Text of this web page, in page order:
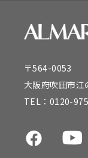
〒564-0053
大阪府吹田市
TEL： 0120-